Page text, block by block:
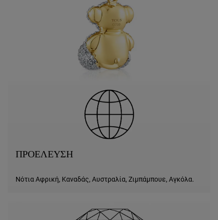
ΠΡΟΕΛΕΥΣΗ
Νότια Αφρική, Καναδάς, Αυστραλία, Ζιμπάμπουε, Αγκόλα.